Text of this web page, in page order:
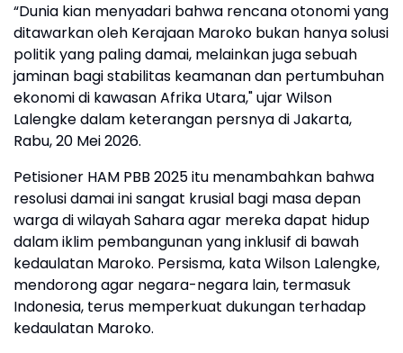
“Dunia kian menyadari bahwa rencana otonomi yang
ditawarkan oleh Kerajaan Maroko bukan hanya solusi
politik yang paling damai, melainkan juga sebuah
jaminan bagi stabilitas keamanan dan pertumbuhan
ekonomi di kawasan Afrika Utara," ujar Wilson
Lalengke dalam keterangan persnya di Jakarta,
Rabu, 20 Mei 2026.
Petisioner HAM PBB 2025 itu menambahkan bahwa
resolusi damai ini sangat krusial bagi masa depan
warga di wilayah Sahara agar mereka dapat hidup
dalam iklim pembangunan yang inklusif di bawah
kedaulatan Maroko. Persisma, kata Wilson Lalengke,
mendorong agar negara-negara lain, termasuk
Indonesia, terus memperkuat dukungan terhadap
kedaulatan Maroko.